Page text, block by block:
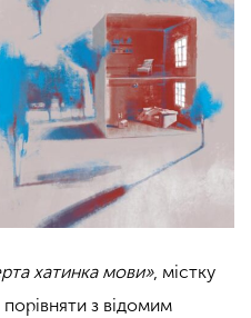
хатинка мови», містку
з відомим